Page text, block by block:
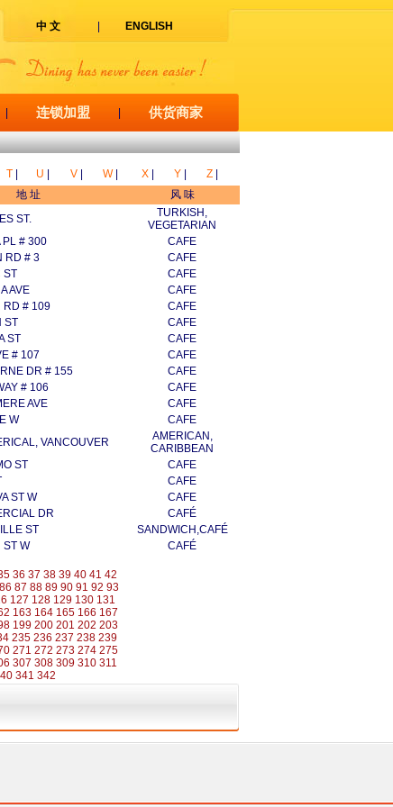
中 文 ENGLISH
连锁加盟 供货商家
T U V W| X Y Z
地 址
风 味
ST.
TURKISH,
VEGETARIAN
PL # 300
CAFE
RD # 3
CAFE
ST
CAFE
AVE
CAFE
RD # 109
CAFE
ST
CAFE
ST
CAFE
# 107
CAFE
DR # 155
CAFE
# 106
CAFE
AVE
CAFE
W
CAFE
VANCOUVER
AMERICAN,
CARIBBEAN
ST
CAFE
CAFE
ST W
CAFE
DR
CAFÉ
ST
SANDWICH,CAFÉ
ST W CAFÉ
36 37 38 39 40 41 42
86 87 88 89 90 91 92 93
127 128 129 130 131
163 164 165 166 167
199 200 201 202 203
235 236 237 238 239
271 272 273 274 275
307 308 309 310 311
341 342